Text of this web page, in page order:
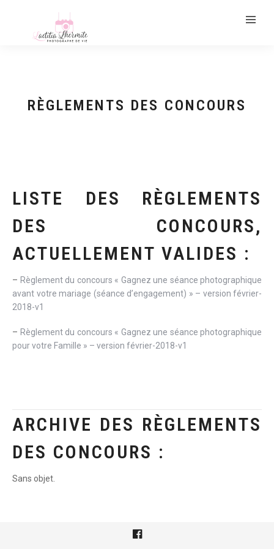
RÈGLEMENTS DES CONCOURS
LISTE DES RÈGLEMENTS
DES CONCOURS,
ACTUELLEMENT VALIDES :
– Règlement du concours « Gagnez une séance photographique
avant votre mariage (séance d’engagement) » – version février-
2018-v1
– Règlement du concours « Gagnez une séance photographique
pour votre Famille » – version février-2018-v1
ARCHIVE DES RÈGLEMENTS
DES CONCOURS :
Sans objet.